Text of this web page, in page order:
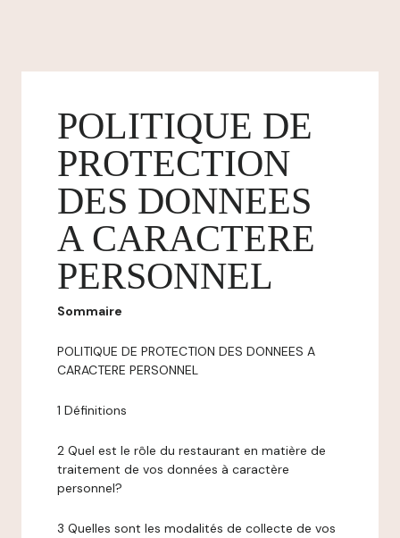
POLITIQUE DE
PROTECTION
DES DONNEES
A CARACTERE
PERSONNEL
Sommaire
POLITIQUE DE PROTECTION DES DONNEES A
CARACTERE PERSONNEL
1 Définitions
2 Quel est le rôle du restaurant en matière de
traitement de vos données à caractère
personnel?
3 Quelles sont les modalités de collecte de vos